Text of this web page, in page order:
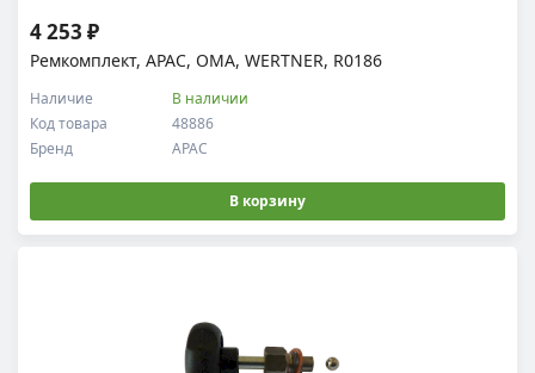
Ремкомплект, APAC, OMA, WERTNER, R0186
Код товара 48886
Наличие В наличии
Бренд APAC
4 253 ₽
В корзину